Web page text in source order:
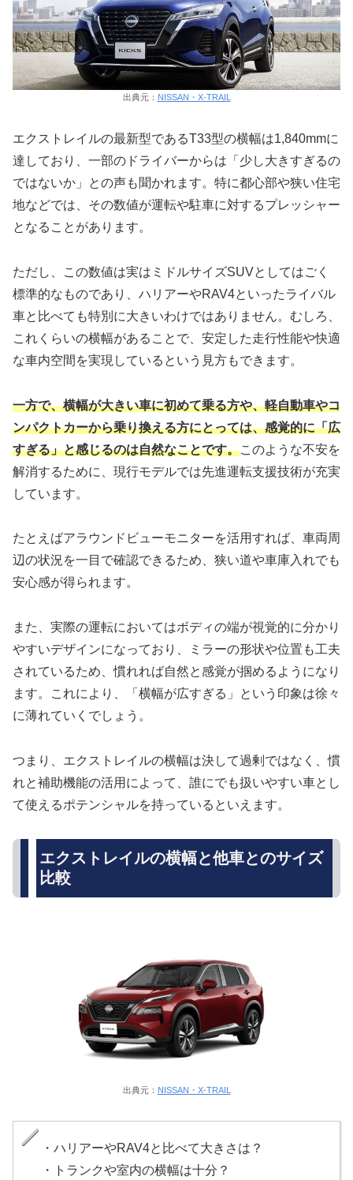
出典元： NISSAN・X-TRAIL
エクストレイルの最新型であるT33型の横幅は1,840mmに
達しており、一部のドライバーからは「少し大きすぎるの
ではないか」との声も聞かれます。特に都心部や狭い住宅
地などでは、その数値が運転や駐車に対するプレッシャー
となることがあります。
ただし、この数値は実はミドルサイズSUVとしてはごく
標準的なものであり、ハリアーやRAV4といったライバル
車と比べても特別に大きいわけではありません。むしろ、
これくらいの横幅があることで、安定した走行性能や快適
な車内空間を実現しているという見方もできます。
一方で、横幅が大きい車に初めて乗る方や、軽自動車やコ
ンパクトカーから乗り換える方にとっては、感覚的に「広
すぎる」と感じるのは自然なことです。このような不安を
解消するために、現行モデルでは先進運転支援技術が充実
しています。
たとえばアラウンドビューモニターを活用すれば、車両周
辺の状況を一目で確認できるため、狭い道や車庫入れでも
安心感が得られます。
また、実際の運転においてはボディの端が視覚的に分かり
やすいデザインになっており、ミラーの形状や位置も工夫
されているため、慣れれば自然と感覚が掴めるようになり
ます。これにより、「横幅が広すぎる」という印象は徐々
に薄れていくでしょう。
つまり、エクストレイルの横幅は決して過剰ではなく、慣
れと補助機能の活用によって、誰にでも扱いやすい車とし
て使えるポテンシャルを持っているといえます。
エクストレイルの横幅と他車とのサイズ
比較
出典元： NISSAN・X-TRAIL
・ハリアーやRAV4と比べて大きさは？
・トランクや室内の横幅は十分？